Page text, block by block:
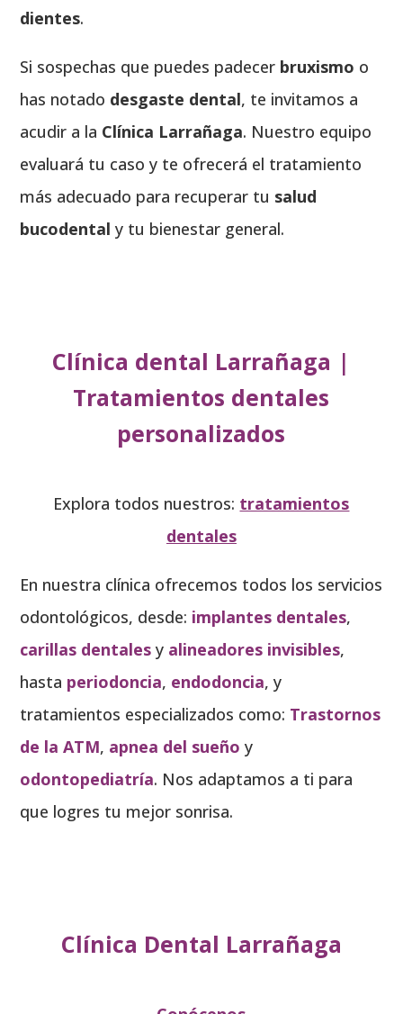
dientes.
Si sospechas que puedes padecer bruxismo o
has notado desgaste dental, te invitamos a
acudir a la Clínica Larrañaga. Nuestro equipo
evaluará tu caso y te ofrecerá el tratamiento
más adecuado para recuperar tu salud
bucodental y tu bienestar general.
Clínica dental Larrañaga |
Tratamientos dentales
personalizados
Explora todos nuestros: tratamientos
dentales
En nuestra clínica ofrecemos todos los servicios
odontológicos, desde: implantes dentales,
carillas dentales y alineadores invisibles,
hasta periodoncia, endodoncia, y
tratamientos especializados como: Trastornos
de la ATM, apnea del sueño y
odontopediatría. Nos adaptamos a ti para
que logres tu mejor sonrisa.
Clínica Dental Larrañaga